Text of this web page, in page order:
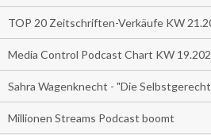
TOP 20 Zeitschriften-Verkäufe KW
Media Control Podcast Chart KW
Sahra Wagenknecht - "Die
Millionen Streams Podcast boomt